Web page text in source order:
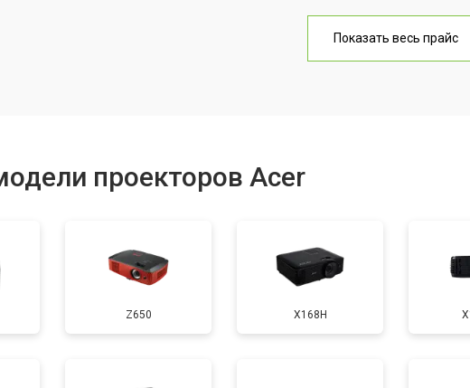
от
питания от
розжига от
Показать весь прайс
проекторов Acer
Z650 X168H